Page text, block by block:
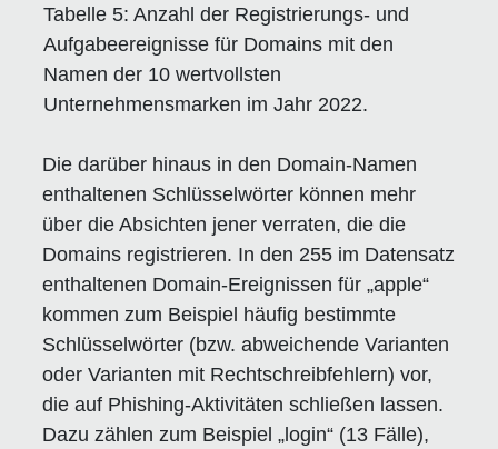
Tabelle 5: Anzahl der Registrierungs- und
Aufgabeereignisse für Domains mit den
Namen der 10 wertvollsten
Unternehmensmarken im Jahr 2022.
Die darüber hinaus in den Domain-Namen
enthaltenen Schlüsselwörter können mehr
über die Absichten jener verraten, die die
Domains registrieren. In den 255 im Datensatz
enthaltenen Domain-Ereignissen für „apple“
kommen zum Beispiel häufig bestimmte
Schlüsselwörter (bzw. abweichende Varianten
oder Varianten mit Rechtschreibfehlern) vor,
die auf Phishing-Aktivitäten schließen lassen.
Dazu zählen zum Beispiel „login“ (13 Fälle),